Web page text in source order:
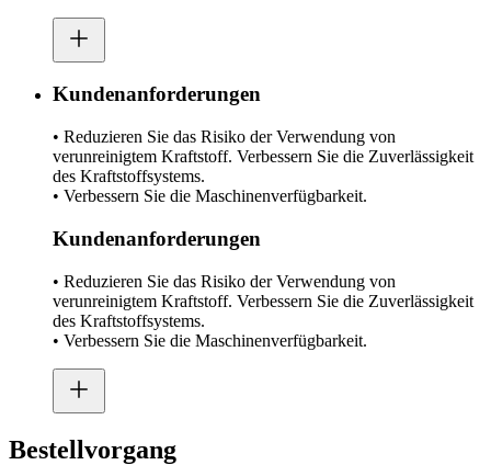
Kundenanforderungen
• Reduzieren Sie das Risiko der Verwendung von
verunreinigtem Kraftstoff. Verbessern Sie die Zuverlässigkeit
des Kraftstoffsystems.
• Verbessern Sie die Maschinenverfügbarkeit.
Kundenanforderungen
• Reduzieren Sie das Risiko der Verwendung von
verunreinigtem Kraftstoff. Verbessern Sie die Zuverlässigkeit
des Kraftstoffsystems.
• Verbessern Sie die Maschinenverfügbarkeit.
Bestellvorgang